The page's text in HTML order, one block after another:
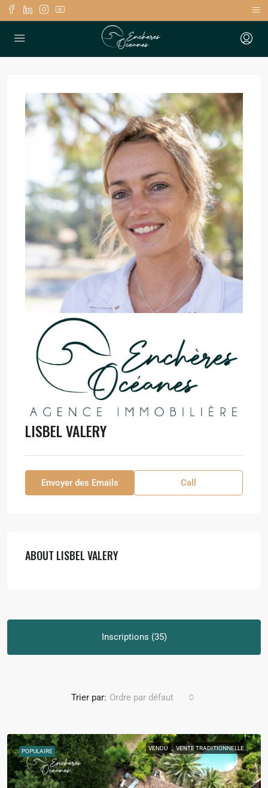
LISBEL VALERY
Envoyer des Emails Call
ABOUT LISBEL VALERY
Inscriptions (35)
Trier par: Ordre par défaut
POPULAIRE VENDU VENTE TRADITIONNELLE